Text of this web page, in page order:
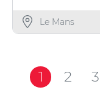
Le Mans
1 2 3